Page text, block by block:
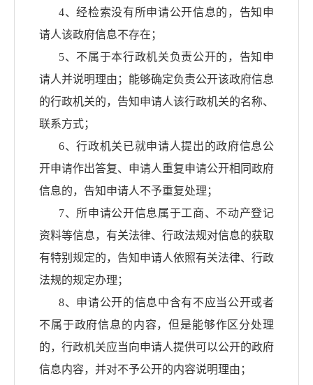
4、经检索没有所申请公开信息的，告知申
请人该政府信息不存在；
5、不属于本行政机关负责公开的，告知申
请人并说明理由；能够确定负责公开该政府信息
的行政机关的，告知申请人该行政机关的名称、
联系方式；
6、行政机关已就申请人提出的政府信息公
开申请作出答复、申请人重复申请公开相同政府
信息的，告知申请人不予重复处理；
7、所申请公开信息属于工商、不动产登记
资料等信息，有关法律、行政法规对信息的获取
有特别规定的，告知申请人依照有关法律、行政
法规的规定办理；
8、申请公开的信息中含有不应当公开或者
不属于政府信息的内容，但是能够作区分处理
的，行政机关应当向申请人提供可以公开的政府
信息内容，并对不予公开的内容说明理由；